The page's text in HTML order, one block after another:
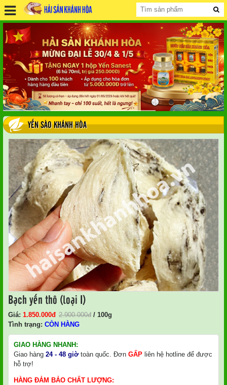
YẾN SÀO KHÁNH HÒA
Bạch yến thô (loại I)
Giá: 1.850.000Đ 2.900.000đ / 100g
Tình trạng: CÒN HÀNG
GIAO HÀNG NHANH:
Giao hàng 24 - 48 giờtoàn quốc. Đơn GẤP liên hệ hotline để được
hỗ trợ!
HÀNG ĐẢM BẢO CHẤT LƯỢNG: